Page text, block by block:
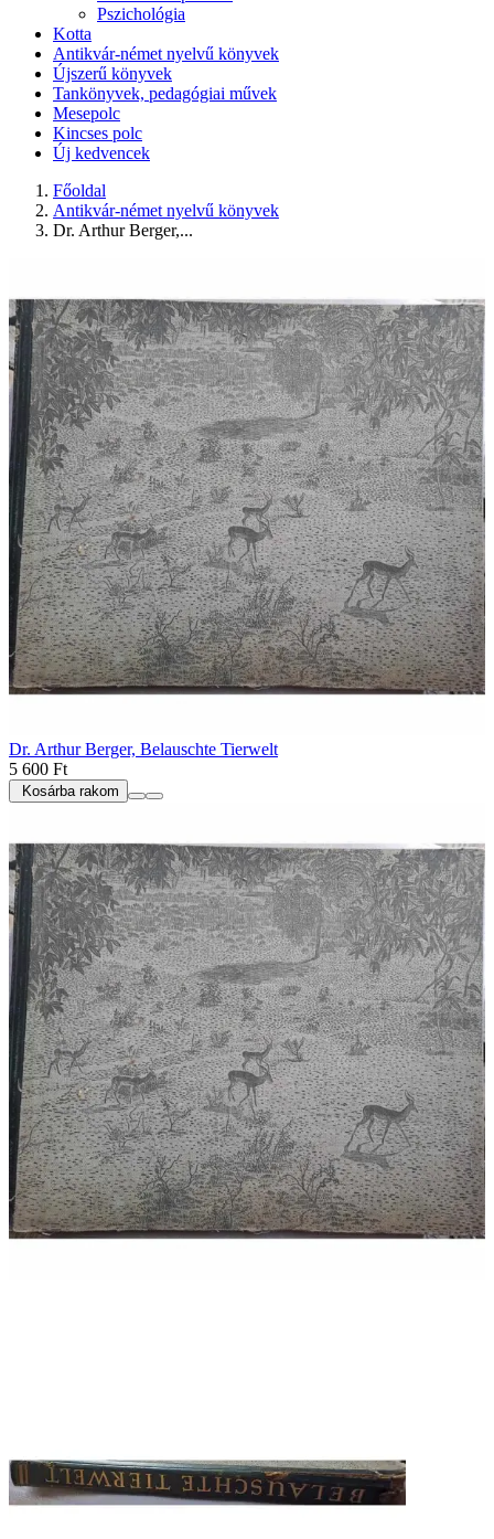
Pszichológia
Kotta
Antikvár-német nyelvű könyvek
Újszerű könyvek
Tankönyvek, pedagógiai művek
Mesepolc
Kincses polc
Új kedvencek
Főoldal
Antikvár-német nyelvű könyvek
Dr. Arthur Berger,...
Dr. Arthur Berger, Belauschte Tierwelt
5 600 Ft
Kosárba rakom